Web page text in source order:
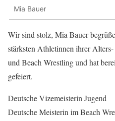
Mia Bauer
Wir sind stolz, Mia Bauer
stärksten Athletinnen ihrer
und Beach Wrestling und hat
gefeiert.
Deutsche Vizemeisterin Jugend
Deutsche Meisterin im Beach